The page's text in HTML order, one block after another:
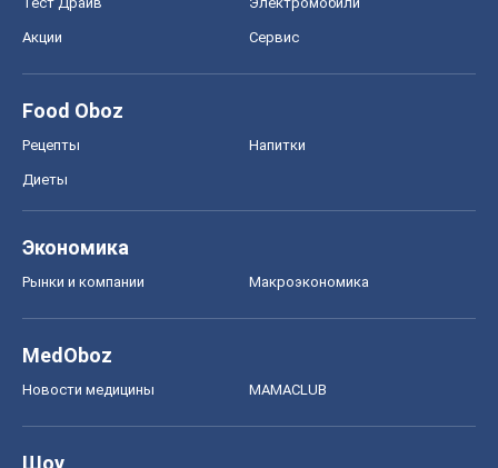
Акции Сервис
Food Oboz
Рецепты Напитки
Диеты
Экономика
Рынки и компании Mакроэкономика
MedOboz
Новости медицины MAMACLUB
Шоу